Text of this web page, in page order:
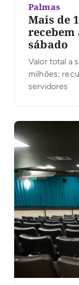
Palmas
Mais de
sábado
Valor total a
milhões;
servidores